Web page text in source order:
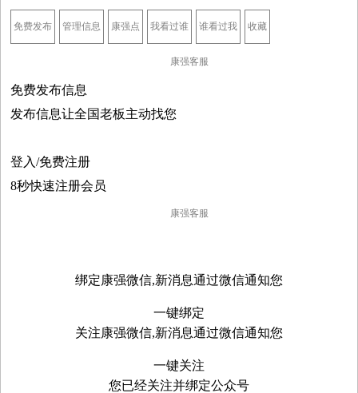
免费发布 管理信息 康强点 我看过谁 谁看过我 收藏
康强客服
免费发布信息
发布信息让全国老板主动找您
登入/免费注册
8秒快速注册会员
康强客服
绑定康强微信,新消息通过微信通知您
一键绑定
关注康强微信,新消息通过微信通知您
一键关注
您已经关注并绑定公众号